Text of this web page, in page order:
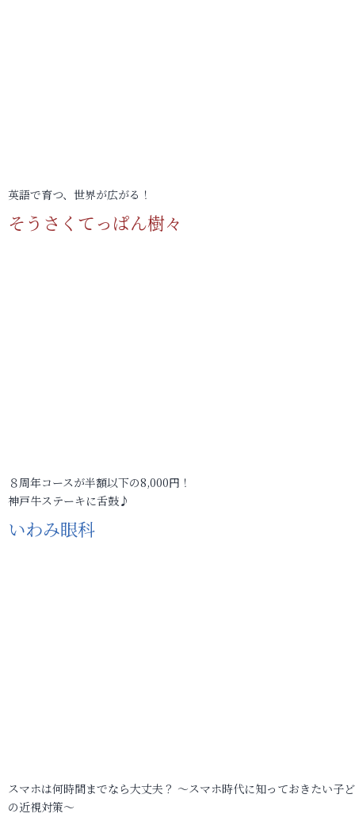
英語で育つ、世界が広がる！
そうさくてっぱん樹々
８周年コースが半額以下の8,000円！
神戸牛ステーキに舌鼓♪
いわみ眼科
スマホは何時間までなら大丈夫？ ～スマホ時代に知っておきたい子
の近視対策～